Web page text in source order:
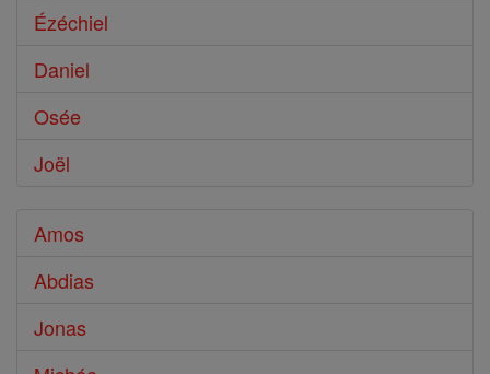
Ézéchiel
Daniel
Osée
Joël
Amos
Abdias
Jonas